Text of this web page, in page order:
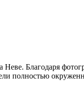
Благодаря
полностью